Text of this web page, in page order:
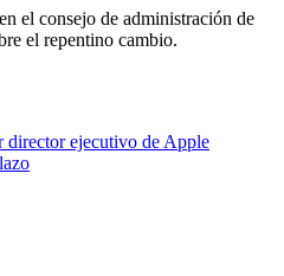
el consejo de administración de
el repentino cambio.